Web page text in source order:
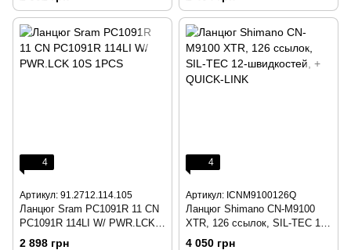
4
Артикул: 91.2712.114.105
Ланцюг Sram PC1091R 11 CN
PC1091R 114LI W/ PWR.LCK
10S 1PCS
2 898 грн
4
Артикул: ICNM9100126Q
Ланцюг Shimano CN-M9100
XTR, 126 ссылок, SIL-TEC 12-
швидкостей, + QUICK-LINK
4 050 грн